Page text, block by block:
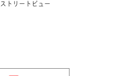
ストリートビュー